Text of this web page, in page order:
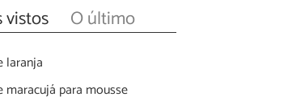
vistos O último
laranja
maracujá para mousse